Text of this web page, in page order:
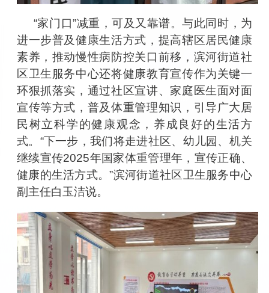
“家门口”减重，可及又靠谱。与此同时，为
进一步普及健康生活方式，提高辖区居民健康
素养，推动慢性病防控关口前移，滨河街道社
区卫生服务中心还将健康教育宣传作为关键一
环狠抓落实，通过社区宣讲、家庭医生面对面
宣传等方式，普及体重管理知识，引导广大居
民树立科学的健康观念，养成良好的生活方
式。 “下一步，我们将走进社区、幼儿园、机关
继续宣传2025年国家体重管理年，宣传正确、
健康的生活方式。”滨河街道社区卫生服务中心
副主任白玉洁说。